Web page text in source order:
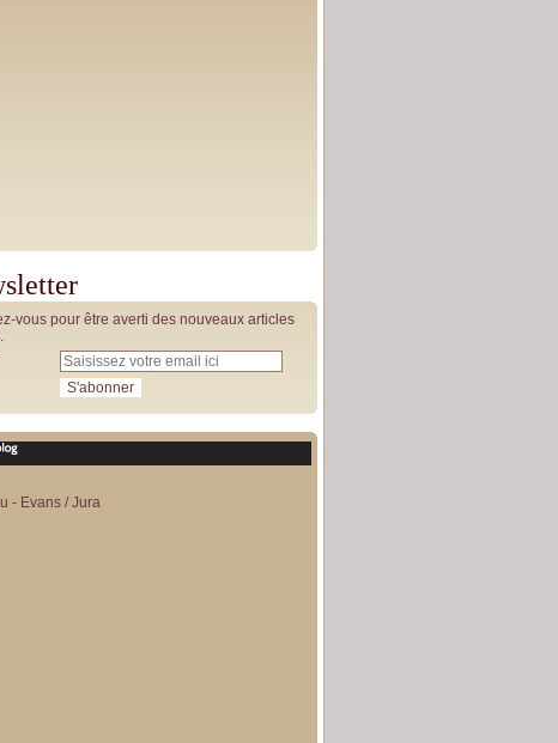
vous pour être averti des nouveaux articles
- Evans / Jura